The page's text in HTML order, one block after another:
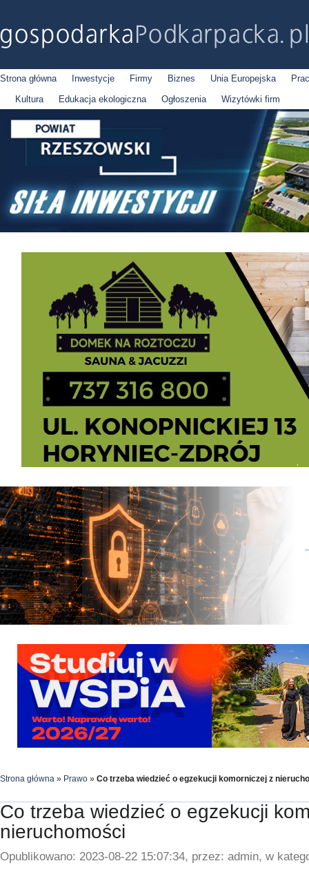
Strona główna Inwestycje Firmy Biznes Unia Europejska
Kultura
Edukacja ekologiczna Ogłoszenia Wizytówki firm
Strona główna » Prawo » Co trzeba wiedzieć o egzekucji komorniczej z
Co trzeba wiedzieć o egzekucji
nieruchomości
Opublikowano: 2023-08-22 15:07:34, przez: admin, w